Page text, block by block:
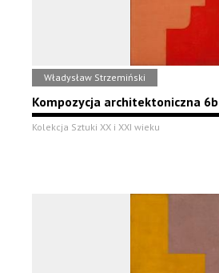
Władysław Strzemiński
Kompozycja architektoniczna 6b
Kolekcja Sztuki XX i XXI wieku